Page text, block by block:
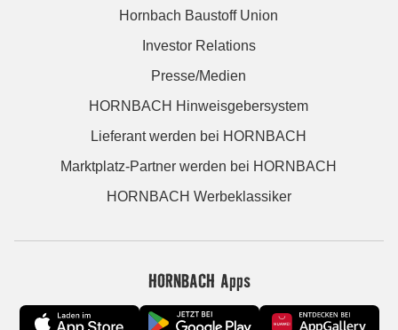
Hornbach Baustoff Union
Investor Relations
Presse/Medien
HORNBACH Hinweisgebersystem
Lieferant werden bei HORNBACH
Marktplatz-Partner werden bei HORNBACH
HORNBACH Werbeklassiker
HORNBACH Apps